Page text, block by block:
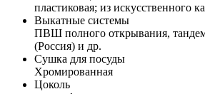
пластиковая; из искусственного
Выкатные системы
ПВШ полного открывания,
(Россия) и др.
Сушка для посуды
Хромированная
Цоколь